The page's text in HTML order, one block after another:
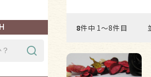
8件中 1〜8件目